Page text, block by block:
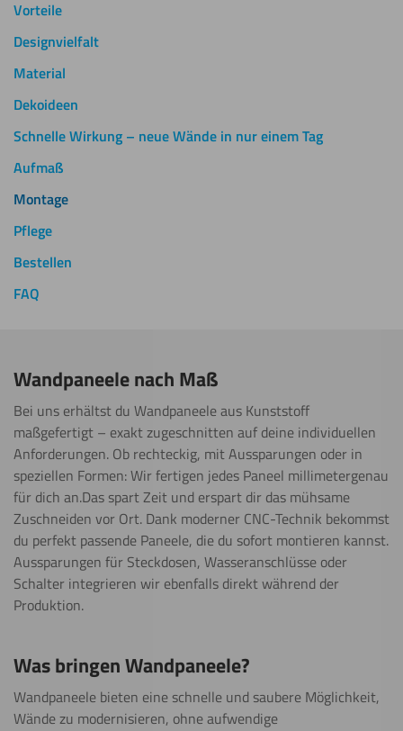
Vorteile
Designvielfalt
Material
Dekoideen
Schnelle Wirkung – neue Wände in nur einem Tag
Aufmaß
Montage
Pflege
Bestellen
FAQ
Wandpaneele nach Maß
Bei uns erhältst du Wandpaneele aus Kunststoff
maßgefertigt – exakt zugeschnitten auf deine individuellen
Anforderungen. Ob rechteckig, mit Aussparungen oder in
speziellen Formen: Wir fertigen jedes Paneel millimetergenau
für dich an.Das spart Zeit und erspart dir das mühsame
Zuschneiden vor Ort. Dank moderner CNC-Technik bekommst
du perfekt passende Paneele, die du sofort montieren kannst.
Aussparungen für Steckdosen, Wasseranschlüsse oder
Schalter integrieren wir ebenfalls direkt während der
Produktion.
Was bringen Wandpaneele?
Wandpaneele bieten eine schnelle und saubere Möglichkeit,
Wände zu modernisieren, ohne aufwendige